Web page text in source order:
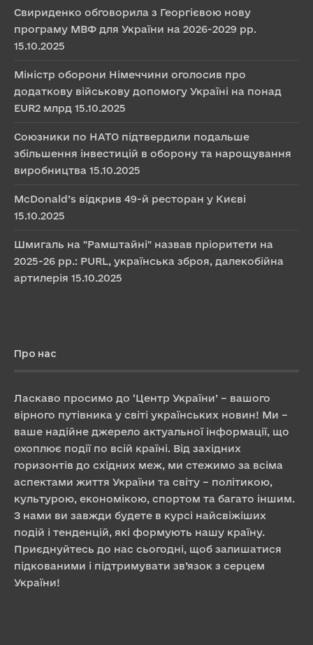
Свириденко обговорила з Георгієвою нову
програму МВФ для України на 2026-2029 рр.
15.10.2025
Міністр оборони Німеччини оголосив про
додаткову військову допомогу Україні на понад
EUR2 млрд 15.10.2025
Союзники по НАТО підтвердили подальше
збільшення інвестицій в оборону та нарощування
виробництва 15.10.2025
McDonald’s відкрив 49-й ресторан у Києві
15.10.2025
Шмигаль на "Рамштайні" назвав пріоритети на
2025-26 рр.: PURL, українська зброя, далекобійна
артилерія 15.10.2025
Про нас
Ласкаво просимо до ‘Центр України’ – вашого
вірного путівника у світі українських новин! Ми –
ваше надійне джерело актуальної інформації, що
охоплює події по всій країні. Від західних
горизонтів до східних меж, ми стежимо за всіма
аспектами життя України та світу – політикою,
культурою, економікою, спортом та багато іншим.
З нами ви завжди будете в курсі найсвіжіших
подій і тенденцій, які формують нашу країну.
Приєднуйтесь до нас сьогодні, щоб залишатися
підкованими і підтримувати зв’язок з серцем
України!